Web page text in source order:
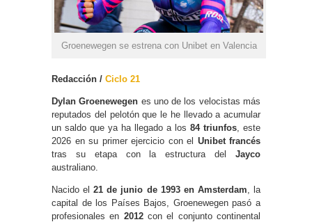
Groenewegen se estrena con Unibet en Valencia
Redacción / Ciclo 21
Dylan Groenewegen es uno de los velocistas más
reputados del pelotón que le he llevado a acumular
un saldo que ya ha llegado a los 84 triunfos , este
2026 en su primer ejercicio con el Unibet francés
tras su etapa con la estructura del Jayco
australiano.
Nacido el21 de junio de 1993 en Amsterdam , la
capital de los Países Bajos, Groenewegen pasó a
profesionales en 2012con el conjunto continental